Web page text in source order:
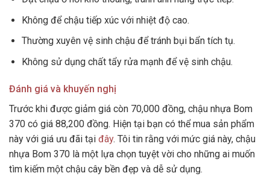
Không để chậu tiếp xúc với nhiệt độ cao.
Thường xuyên vệ sinh chậu để tránh bụi bẩn tích tụ.
Không sử dụng chất tẩy rửa mạnh để vệ sinh chậu.
Đánh giá và khuyến nghị
Trước khi được giảm giá còn 70,000 đồng, chậu nhựa Bom
370 có giá 88,200 đồng. Hiện tại bạn có thể mua sản phẩm
này với giá ưu đãi tại đây. Tôi tin rằng với mức giá này, chậu
nhựa Bom 370 là một lựa chọn tuyệt vời cho những ai muốn
tìm kiếm một chậu cây bền đẹp và dễ sử dụng.